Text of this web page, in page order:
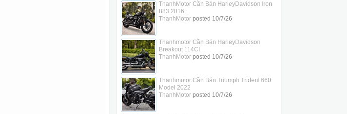
ThanhMotor Cần Bán HarleyDavidson Iron
883 2016...
ThanhMotorposted 10/7/26
Thanhmotor Cần Bán HarleyDavidson
Breakout 114CI
ThanhMotorposted 10/7/26
Thanhmotor Cần Bán Triumph Trident 660
Model 2022
ThanhMotorposted 10/7/26